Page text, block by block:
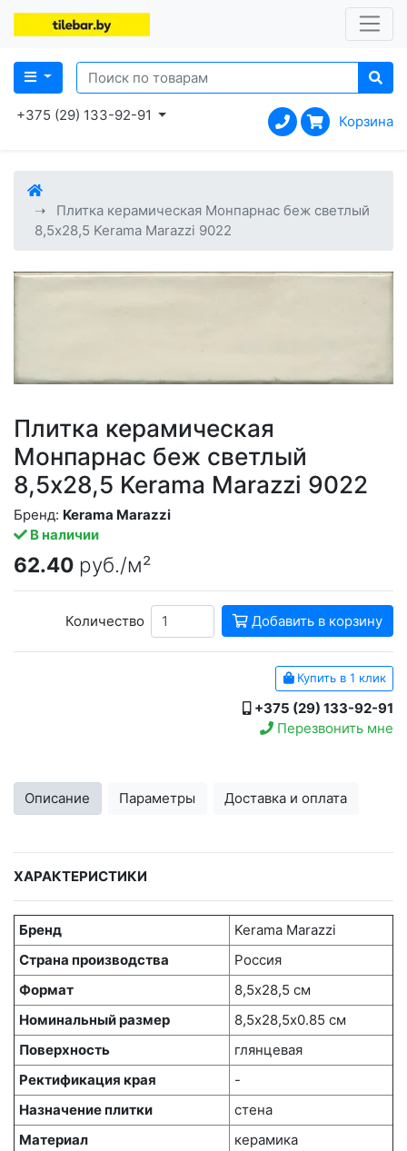
+375 (29) 133-92-91 Корзина
Плитка керамическая Монпарнас беж светлый
8,5x28,5 Kerama Marazzi 9022
Плитка керамическая
Монпарнас беж светлый
8,5x28,5 Kerama Marazzi 9022
В наличии
Бренд: Kerama Marazzi
62.40 руб./м²
Количество Добавить в корзину
Купить в 1 клик
+375 (29) 133-92-91
Перезвонить мне
Описание Параметры Доставка и оплата
ХАРАКТЕРИСТИКИ
Бренд
Kerama Marazzi
Страна производства
Россия
Формат
8,5х28,5 см
Номинальный размер
8,5х28,5x0.85 см
Поверхность
глянцевая
Ректификация края
-
Назначение плитки
стена
Материал
керамика